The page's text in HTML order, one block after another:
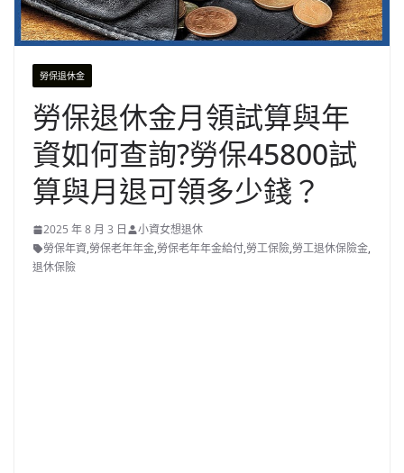
勞保退休金
勞保退休金月領試算與年
資如何查詢?勞保45800試
算與月退可領多少錢？
2025 年 8 月 3 日
小資女想退休
勞保年資,勞保老年年金,勞保老年年金給付,勞工保險,勞工退休保險金,
退休保險